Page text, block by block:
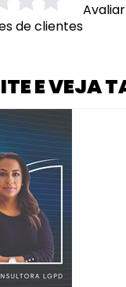
de clientes
Avaliar
E VEJA